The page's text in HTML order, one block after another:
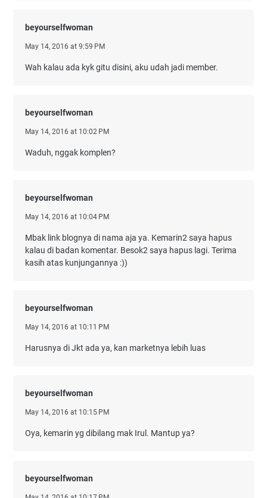
beyourselfwoman
May 14, 2016 at 9:59 PM
Wah kalau ada kyk gitu disini, aku udah jadi member.
beyourselfwoman
May 14, 2016 at 10:02 PM
Waduh, nggak komplen?
beyourselfwoman
May 14, 2016 at 10:04 PM
Mbak link blognya di nama aja ya. Kemarin2 saya hapus
kalau di badan komentar. Besok2 saya hapus lagi. Terima
kasih atas kunjungannya :))
beyourselfwoman
May 14, 2016 at 10:11 PM
Harusnya di Jkt ada ya, kan marketnya lebih luas
beyourselfwoman
May 14, 2016 at 10:15 PM
Oya, kemarin yg dibilang mak Irul. Mantup ya?
beyourselfwoman